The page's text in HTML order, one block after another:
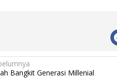
Bangkit Generasi Millenial